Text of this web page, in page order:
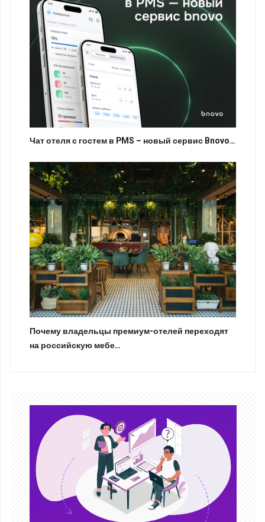
Чат отеля с гостем в PMS – новый сервис Bnovo…
Почему владельцы премиум-отелей переходят
на российскую мебе…